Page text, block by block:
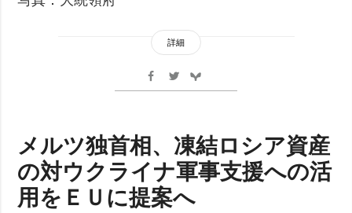
詳細
メルツ独首相、凍結ロシア資産
の対ウクライナ軍事支援への活
用をＥＵに提案へ